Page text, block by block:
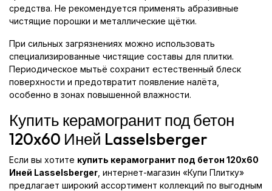
средства. Не рекомендуется применять абразивные
чистящие порошки и металлические щётки.
При сильных загрязнениях можно использовать
специализированные чистящие составы для плитки.
Периодическое мытьё сохранит естественный блеск
поверхности и предотвратит появление налёта,
особенно в зонах повышенной влажности.
Купить керамогранит под бетон
120x60 Иней Lasselsberger
Если вы хотите купить керамогранит под бетон 120x60
Иней Lasselsberger , интернет-магазин «Купи Плитку»
предлагает широкий ассортимент коллекций по выгодным